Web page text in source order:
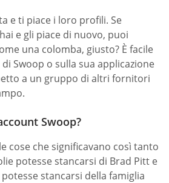
e ti piace i loro profili. Se
e gli piace di nuovo, puoi
una colomba, giusto? È facile
Swoop o sulla sua applicazione
a un gruppo di altri fornitori
Swoop?
cose che significavano così tanto
potesse stancarsi di Brad Pitt e
stancarsi della famiglia